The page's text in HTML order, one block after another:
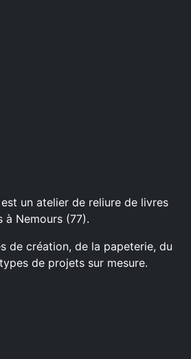
un atelier de reliure de livres
à Nemours (77).
de création, de la papeterie, du
de projets sur mesure.